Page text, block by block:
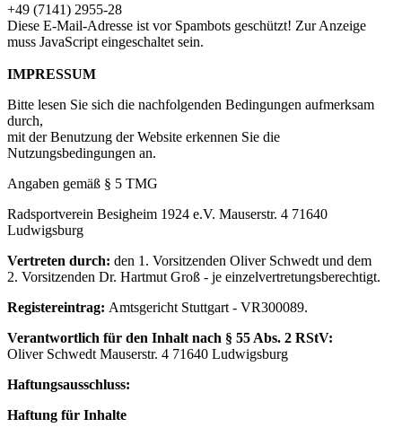
+49 (7141) 2955-28
Diese E-Mail-Adresse ist vor Spambots geschützt! Zur Anzeige
muss JavaScript eingeschaltet sein.
IMPRESSUM
Bitte lesen Sie sich die nachfolgenden Bedingungen aufmerksam
durch,
mit der Benutzung der Website erkennen Sie die
Nutzungsbedingungen an.
Angaben gemäß § 5 TMG
Radsportverein Besigheim 1924 e.V. Mauserstr. 4 71640
Ludwigsburg
Vertreten durch: den 1. Vorsitzenden Oliver Schwedt und dem
2. Vorsitzenden Dr. Hartmut Groß - je einzelvertretungsberechtigt.
Registereintrag: Amtsgericht Stuttgart - VR300089.
Verantwortlich für den Inhalt nach § 55 Abs. 2 RStV:
Oliver Schwedt Mauserstr. 4 71640 Ludwigsburg
Haftungsausschluss:
Haftung für Inhalte